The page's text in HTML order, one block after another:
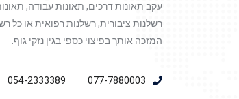
עקב תאונות דרכים, תאונות עבודה,
רשלנות ציבורית, רשלנות רפואית או כל
המזכה אותך בפיצוי כספי בגין נזקי גוף.
077-7880003
054-2333389